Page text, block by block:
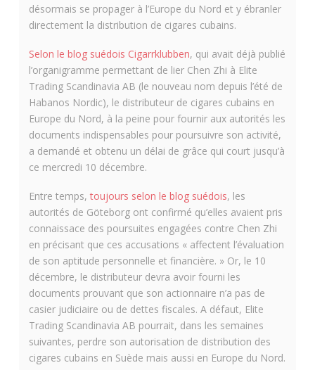
désormais se propager à l’Europe du Nord et y ébranler
directement la distribution de cigares cubains.
Selon le blog suédois Cigarrklubben, qui avait déjà publié
l’organigramme permettant de lier Chen Zhi à Elite
Trading Scandinavia AB (le nouveau nom depuis l’été de
Habanos Nordic), le distributeur de cigares cubains en
Europe du Nord, à la peine pour fournir aux autorités les
documents indispensables pour poursuivre son activité,
a demandé et obtenu un délai de grâce qui court jusqu’à
ce mercredi 10 décembre.
Entre temps,toujours selon le blog suédois, les
autorités de Göteborg ont confirmé qu’elles avaient pris
connaissace des poursuites engagées contre Chen Zhi
en précisant que ces accusations « affectent l’évaluation
de son aptitude personnelle et financière. » Or, le 10
décembre, le distributeur devra avoir fourni les
documents prouvant que son actionnaire n’a pas de
casier judiciaire ou de dettes fiscales. A défaut, Elite
Trading Scandinavia AB pourrait, dans les semaines
suivantes, perdre son autorisation de distribution des
cigares cubains en Suède mais aussi en Europe du Nord.